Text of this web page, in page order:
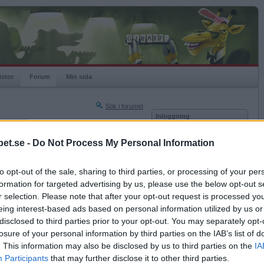
- Do Not Process My Personal Information
opt-out of the sale, sharing to third parties, or processing of your
for targeted advertising by us, please use the below opt-out
selection. Please note that after your opt-out request is processed
interest-based ads based on personal information utilized by us
to third parties prior to your opt-out. You may separately
of your personal information by third parties on the IAB’s list of
This information may also be disclosed by us to third parties on the
Participants that may further disclose it to other third parties.
Forum Min sida
Sök i forumet
Nästa sida »
2017-02-02 22:47
Inloggning
Kom ihåg mig
Glömt ditt lösenord?
Få ny aktiveringslänk
Betapet är gratis!